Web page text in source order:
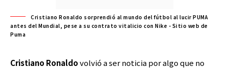
Cristiano Ronaldo sorprendió al mundo del fútbol al lucir PUMA
antes del Mundial, pese a su contrato vitalicio con Nike - Sitio web de
Puma
Cristiano Ronaldovolvió a ser noticia por algo que no